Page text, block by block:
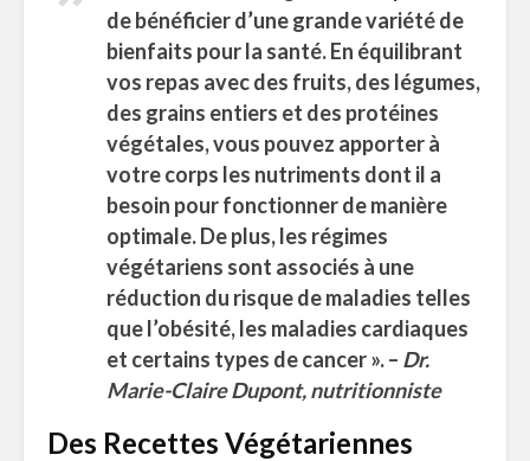
de bénéficier d’une grande variété de
bienfaits pour la santé. En équilibrant
vos repas avec des fruits, des légumes,
des grains entiers et des protéines
végétales, vous pouvez apporter à
votre corps les nutriments dont il a
besoin pour fonctionner de manière
optimale. De plus, les régimes
végétariens sont associés à une
réduction du risque de maladies telles
que l’obésité, les maladies cardiaques
et certains types de cancer ». – Dr.
Marie-Claire Dupont, nutritionniste
Des Recettes Végétariennes